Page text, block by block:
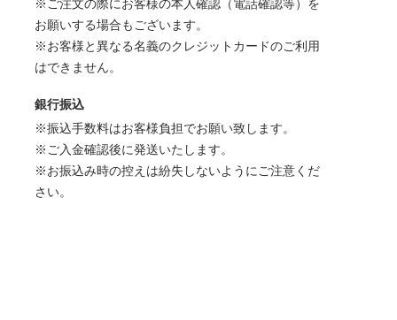
※ご注文の際にお客様の本人確認（電話確認等）を
お願いする場合もございます。
※お客様と異なる名義のクレジットカードのご利用
はできません。
銀行振込
※振込手数料はお客様負担でお願い致します。
※ご入金確認後に発送いたします。
※お振込み時の控えは紛失しないようにご注意くだ
さい。